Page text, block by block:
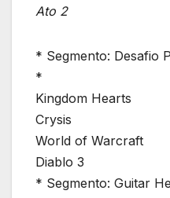
Ato 2
* Segmento: Desafio
*
Kingdom Hearts
Crysis
World of Warcraft
Diablo 3
* Segmento: Guitar